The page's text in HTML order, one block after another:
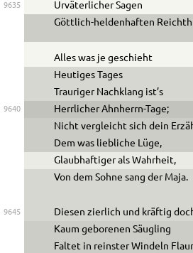
9635
Urväterlicher Sagen
Göttlich-heldenhaften
Alles was je geschieht
Heutiges Tages
Trauriger Nachklang ist’s
9640
Herrlicher Ahnherrn-Tage;
Nicht vergleicht sich dein
Dem was liebliche Lüge,
Glaubhaftiger als Wahrheit,
Von dem Sohne sang der Maja.
9645
Diesen zierlich und kräftig
Kaum geborenen Säugling
Faltet in reinster Windeln